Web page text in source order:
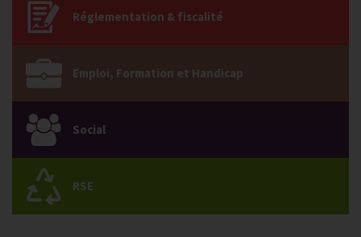
Réglementation & fiscalité
Emploi, Formation et Handicap
Social
RSE